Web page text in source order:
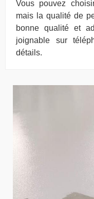
Vous pouvez
mais la qualité de
bonne qualité et
joignable sur
détails.